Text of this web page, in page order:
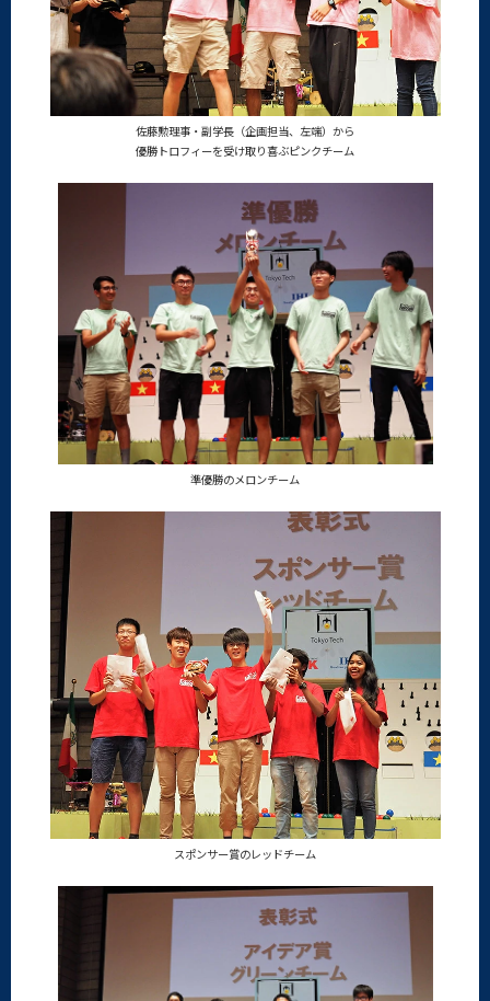
佐藤勲理事・副学長（企画担当、左端）から
優勝トロフィーを受け取り喜ぶピンクチーム
準優勝のメロンチーム
スポンサー賞のレッドチーム